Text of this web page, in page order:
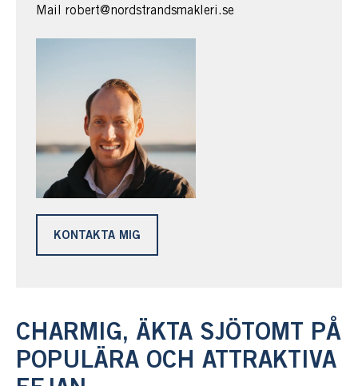
CHARMIG, ÄKTA SJÖTOMT PÅ
POPULÄRA OCH ATTRAKTIVA
KONTAKTA MIG
Mail robert@nordstrandsmakleri.se